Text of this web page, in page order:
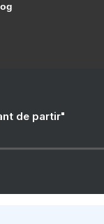
de partir"